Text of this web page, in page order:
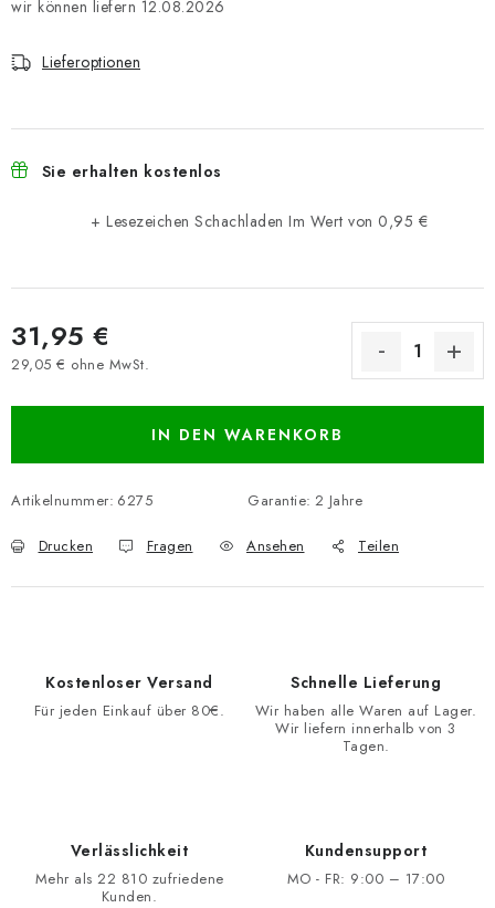
12.08.2026
Lieferoptionen
Sie erhalten kostenlos
+ Lesezeichen Schachladen Im Wert von 0,95 €
31,95 €
29,05 € ohne MwSt.
IN DEN WARENKORB
Artikelnummer: 6275 Garantie: 2 Jahre
Drucken Fragen Ansehen Teilen
Kostenloser Versand
Für jeden Einkauf über 80€.
Schnelle Lieferung
Wir haben alle Waren auf Lager.
Wir liefern innerhalb von 3
Tagen.
Verlässlichkeit
Mehr als 22 810 zufriedene
Kunden.
Kundensupport
MO - FR: 9:00 – 17:00